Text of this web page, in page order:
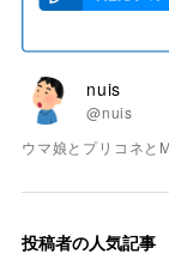
nuis
@nuis
ウマ娘とプリコネと
投稿者の人気記事